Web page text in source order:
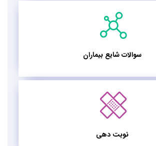
سوالات شایع بیماران
نوبت دهی